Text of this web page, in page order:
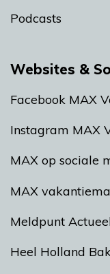
Podcasts
Websites &
Facebook MAX
Instagram MAX
MAX op sociale
MAX
Meldpunt
Heel Holland